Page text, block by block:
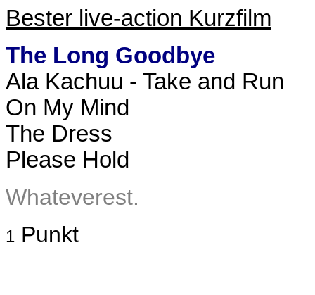
Bester live-action Kurzfilm
The Long Goodbye
Ala Kachuu - Take and Run
On My Mind
The Dress
Please Hold
Whateverest.
1 Punkt